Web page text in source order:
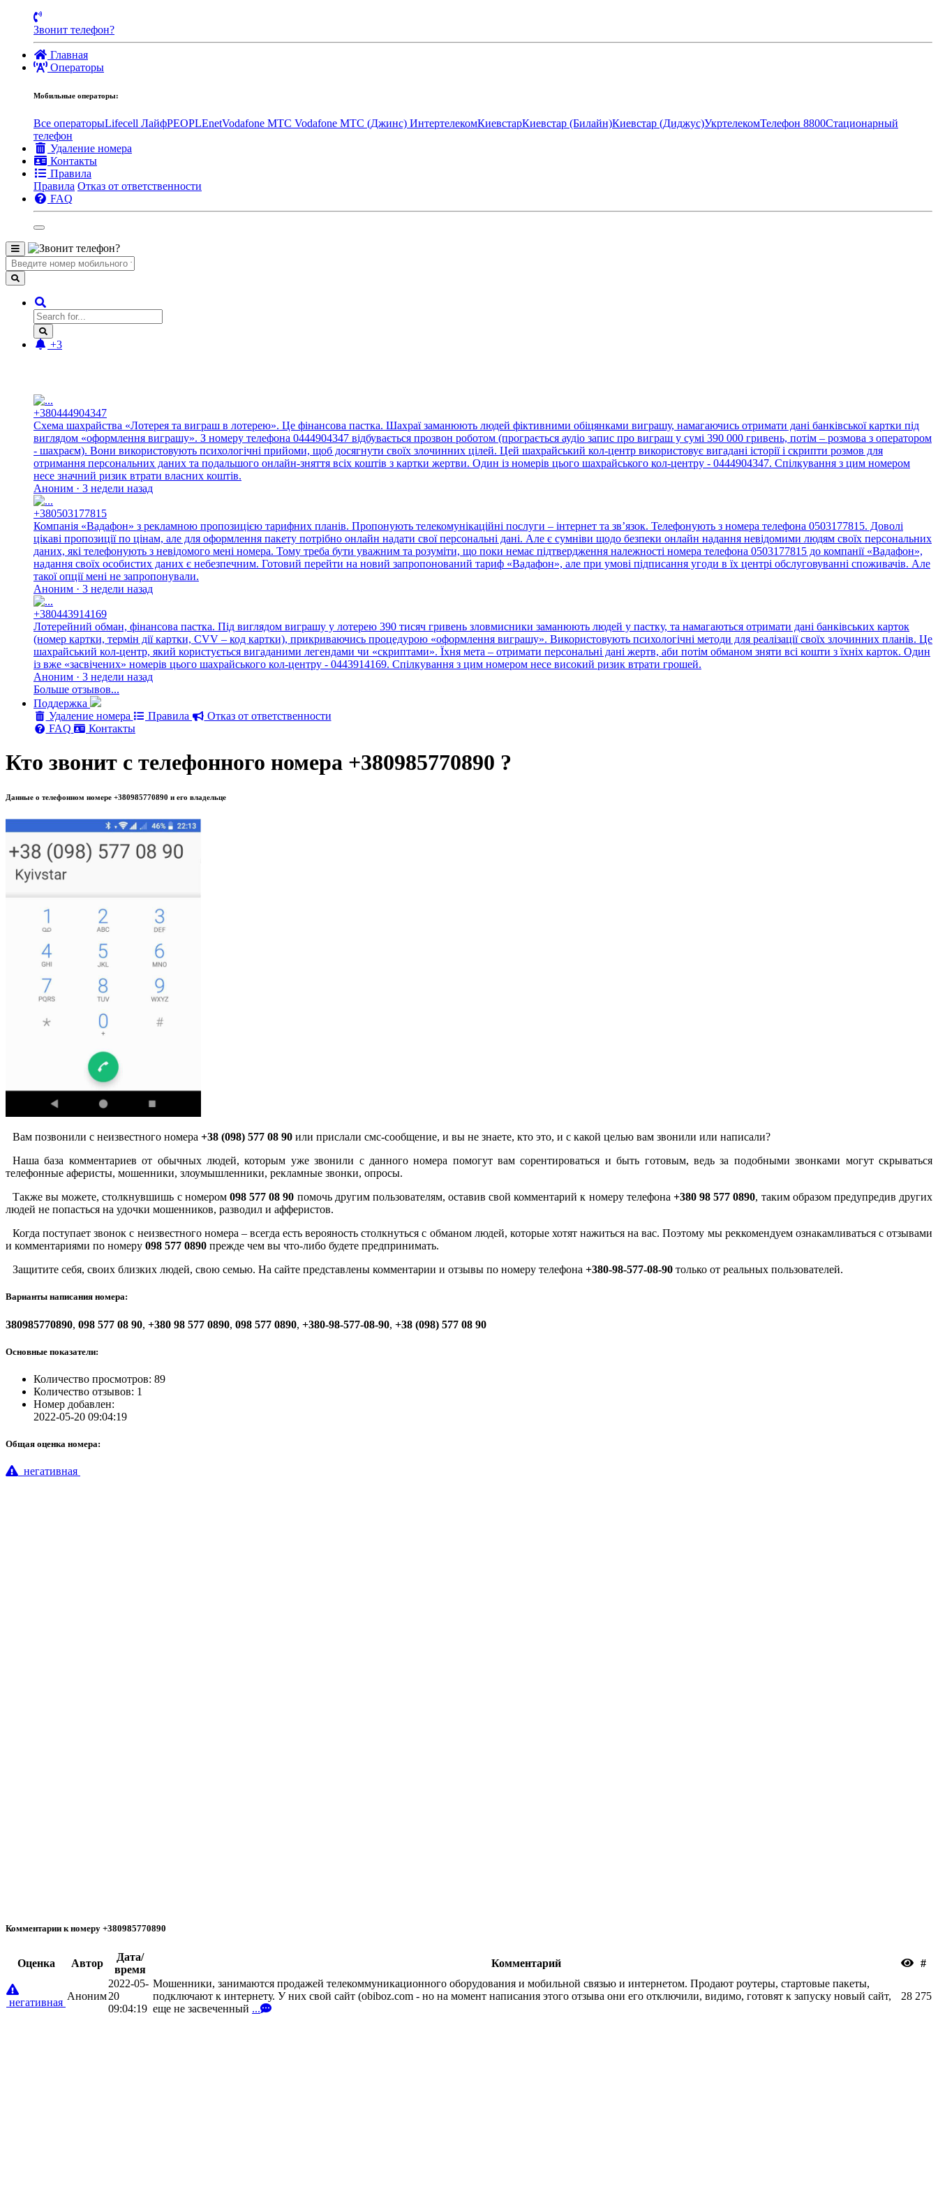
Звонит телефон?
Главная
Операторы
Мобильные операторы:
Все операторыLifecell ЛайфPEOPLEnetVodafone MTC Vodafone МТС (Джинс) ИнтертелекомКиевстарКиевстар (Билайн)Киевстар (Диджус)УкртелекомТелефон 8800Стационарный
телефон
Удаление номера
Контакты
Правила
Правила Отказ от ответственности
FAQ
+3
+380444904347
Схема шахрайства «Лотерея та виграш в лотерею». Це фінансова пастка. Шахраї заманюють людей фіктивними обіцянками виграшу, намагаючись отримати дані банківської картки під
виглядом «оформлення виграшу». З номеру телефона 0444904347 відбувається прозвон роботом (програється аудіо запис про виграш у сумі 390 000 гривень, потім – розмова з оператором
- шахраєм). Вони використовують психологічні прийоми, щоб досягнути своїх злочинних цілей. Цей шахрайський кол-центр використовує вигадані історії і скрипти розмов для
отримання персональних даних та подальшого онлайн-зняття всіх коштів з картки жертви. Один із номерів цього шахрайського кол-центру - 0444904347. Спілкування з цим номером
несе значний ризик втрати власних коштів.
Аноним · 3 недели назад
+380503177815
Компанія «Вадафон» з рекламною пропозицією тарифних планів. Пропонують телекомунікаційні послуги – інтернет та зв’язок. Телефонують з номера телефона 0503177815. Доволі
цікаві пропозиції по цінам, але для оформлення пакету потрібно онлайн надати свої персональні дані. Але є сумніви щодо безпеки онлайн надання невідомими людям своїх персональних
даних, які телефонують з невідомого мені номера. Тому треба бути уважним та розуміти, що поки немає підтвердження належності номера телефона 0503177815 до компанії «Вадафон»,
надання своїх особистих даних є небезпечним. Готовий перейти на новий запропонований тариф «Вадафон», але при умові підписання угоди в їх центрі обслуговуванні споживачів. Але
такої опції мені не запропонували.
Аноним · 3 недели назад
+380443914169
Лотерейний обман, фінансова пастка. Під виглядом виграшу у лотерею 390 тисяч гривень зловмисники заманюють людей у пастку, та намагаються отримати дані банківських карток
(номер картки, термін дії картки, CVV – код картки), прикриваючись процедурою «оформлення виграшу». Використовують психологічні методи для реалізації своїх злочинних планів. Це
шахрайський кол-центр, який користується вигаданими легендами чи «скриптами». Їхня мета – отримати персональні дані жертв, аби потім обманом зняти всі кошти з їхніх карток. Один
із вже «засвічених» номерів цього шахрайського кол-центру - 0443914169. Спілкування з цим номером несе високий ризик втрати грошей.
Аноним · 3 недели назад
Больше отзывов...
Поддержка
Удаление номера
Правила
Отказ от ответственности
FAQ
Контакты
Кто звонит с телефонного номера +380985770890 ?
Данные о телефонном номере +380985770890 и его владельце
Вам позвонили с неизвестного номера +38 (098) 577 08 90 или прислали смс-сообщение, и вы не знаете, кто это, и с какой целью вам звонили или написали?
Наша база комментариев от обычных людей, которым уже звонили с данного номера помогут вам сорентироваться и быть готовым, ведь за подобными звонками могут скрываться
телефонные аферисты, мошенники, злоумышленники, рекламные звонки, опросы.
Также вы можете, столкнувшишь с номером 098 577 08 90 помочь другим пользователям, оставив свой комментарий к номеру телефона +380 98 577 0890, таким образом предупредив других
людей не попасться на удочки мошенников, разводил и афферистов.
Когда поступает звонок с неизвестного номера – всегда есть верояность столкнуться с обманом людей, которые хотят нажиться на вас. Поэтому мы реккомендуем ознакамливаться с отзывами
и комментариями по номеру 098 577 0890 прежде чем вы что-либо будете предпринимать.
Защитите себя, своих близких людей, свою семью. На сайте представлены комментарии и отзывы по номеру телефона +380-98-577-08-90 только от реальных пользователей.
Варианты написания номера:
380985770890, 098 577 08 90, +380 98 577 0890, 098 577 0890, +380-98-577-08-90, +38 (098) 577 08 90
Основные показатели:
Количество просмотров: 89
Количество отзывов: 1
Номер добавлен:
2022-05-20 09:04:19
Общая оценка номера:
негативная
Комментарии к номеру +380985770890
Oценка Автор
Дата/
время
Комментарий #
негативная
Аноним
2022-05-
20
09:04:19
Мошенники, занимаются продажей телекоммуникационного оборудования и мобильной связью и интернетом. Продают роутеры, стартовые пакеты,
подключают к интернету. У них свой сайт (obiboz.com - но на момент написания этого отзыва они его отключили, видимо, готовят к запуску новый сайт,
еще не засвеченный ...
28 275